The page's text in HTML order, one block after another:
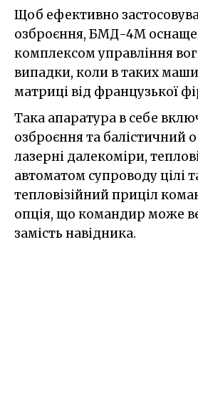
Щоб ефективно
озброєння, БМД-4М
комплексом управління
випадки, коли в таких
матриці від французької
Така апаратура в себе
озброєння та балістичний
лазерні далекоміри,
автоматом супроводу цілі
тепловізійний приціл
опція, що командир може
замість навідника.